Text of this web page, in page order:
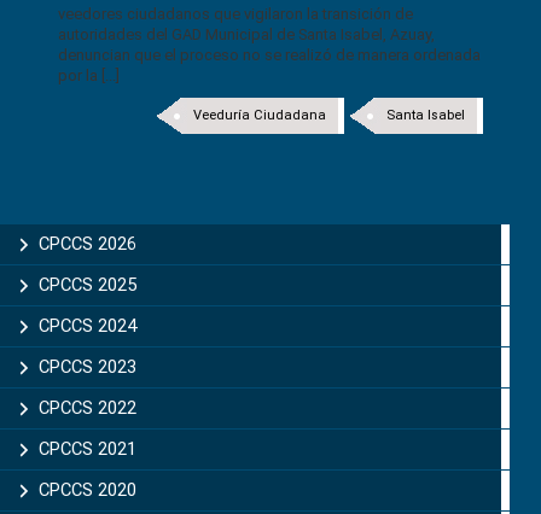
veedores ciudadanos que vigilaron la transición de
autoridades del GAD Municipal de Santa Isabel, Azuay,
denuncian que el proceso no se realizó de manera ordenada
por la [...]
Santa Isabel
Veeduría Ciudadana
CPCCS 2026
CPCCS 2025
CPCCS 2024
CPCCS 2023
CPCCS 2022
CPCCS 2021
CPCCS 2020